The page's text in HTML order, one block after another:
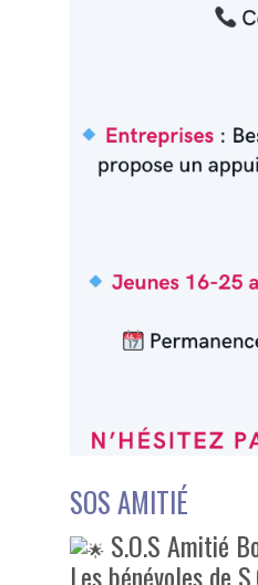
SOS AMITIÉ
S.O.S Amitié
Les bénévoles de